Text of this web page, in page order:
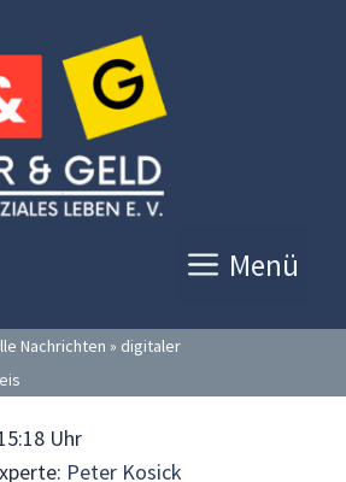
Menü
Nachrichten » digitaler
Uhr
Peter Kosick